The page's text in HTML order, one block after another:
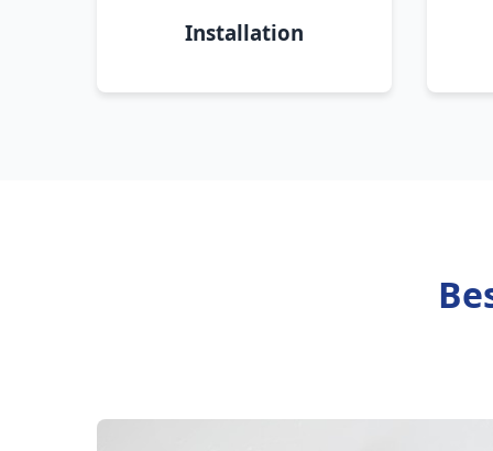
Installation